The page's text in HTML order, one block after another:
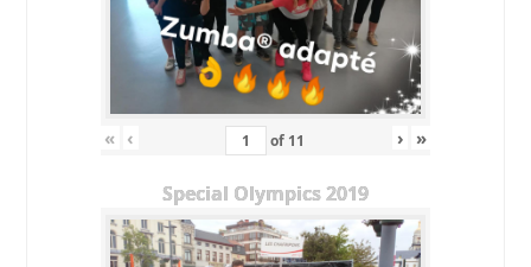
« ‹ of 11 › »
Special Olympics 2019